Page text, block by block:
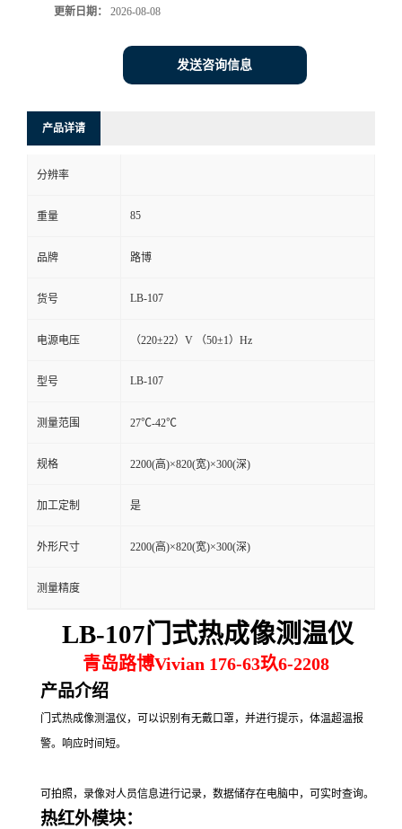
系
线
留
言
更新日期： 2026-08-08
发送咨询信息
产品详请
分辨率
重量 85
品牌 路博
货号 LB-107
电源电压 （220±22）V （50±1）Hz
型号 LB-107
测量范围 27℃-42℃
规格 2200(高)×820(宽)×300(深)
加工定制 是
外形尺寸 2200(高)×820(宽)×300(深)
测量精度
LB-107门式热成像测温仪
青岛路博Vivian 176-63玖6-2208
产品介绍
门式热成像测温仪，可以识别有无戴口罩，并进行提示，体温超温报
警。响应时间短。
可拍照，录像对人员信息进行记录，数据储存在电脑中，可实时查询。
热红外模块：